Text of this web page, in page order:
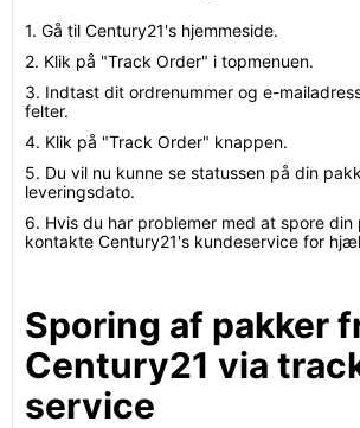
1. Gå til Century21's hjemmeside.
2. Klik på "Track Order" i topmenuen.
3. Indtast dit ordrenummer og e-
felter.
4. Klik på "Track Order" knappen.
5. Du vil nu kunne se statussen på din
leveringsdato.
6. Hvis du har problemer med at spore din
kontakte Century21's kundeservice for
Sporing af pakker
Century21 via
service